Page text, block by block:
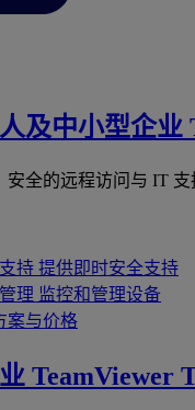
及中小型企业
安全的远程访问与 IT 支
持 提供即时安全支持
理 监控和管理设备
案与价格
TeamViewer